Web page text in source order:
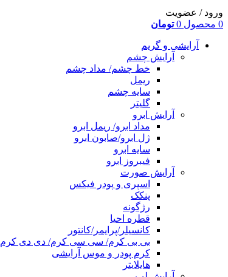
ورود / عضویت
0 محصول 0 تومان
آرایشی و گریم
آرایش چشم
خط چشم/ مداد چشم
ریمل
سایه چشم
گلیتر
آرایش ابرو
مداد ابرو/ ریمل ابرو
ژل ابرو/صابون ابرو
سایه ابرو
فیبروز ابرو
آرایش صورت
اسپری و پودر فیکس
پنکک
رژگونه
قطره احیا
کانسیلر/پرایمر/کانتور
بی بی کرم/ سی سی کرم/ دی دی کرم
کرم پودر و موس آرایشی
هایلایتر